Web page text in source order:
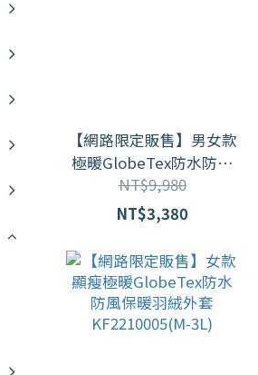
【網路限定販售】男女款
極暖GlobeTex防水防風
無車縫保暖顯瘦中長版羽
絨外套 (GJ23035)
NT$9,980
NT$3,380